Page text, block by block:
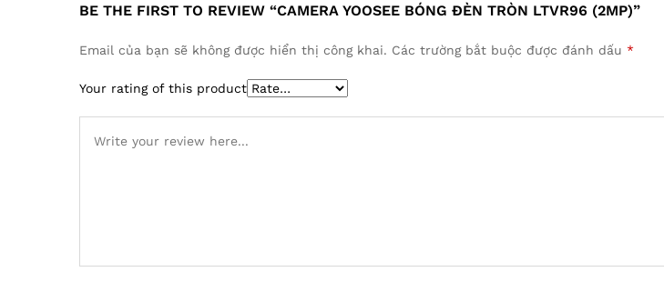
BE THE FIRST TO REVIEW “CAMERA YOOSEE BÓNG ĐÈN TRÒN LTVR96 (2MP)”
Email của bạn sẽ không được hiển thị công khai. Các trường bắt buộc được đánh dấu *
Your rating of this product